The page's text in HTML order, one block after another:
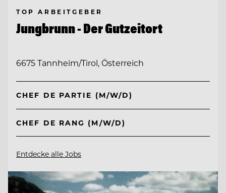
TOP ARBEITGEBER
Jungbrunn - Der Gutzeitort
6675 Tannheim/Tirol, Österreich
CHEF DE PARTIE (M/W/D)
CHEF DE RANG (M/W/D)
Entdecke alle Jobs